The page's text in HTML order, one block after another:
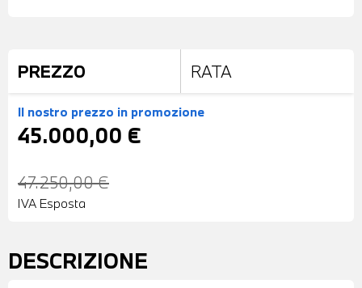
PREZZO RATA
Il nostro prezzo in promozione
45.000,00 €
47.250,00 €
IVA Esposta
DESCRIZIONE